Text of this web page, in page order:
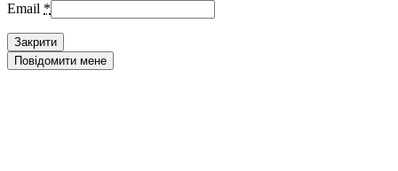
Email *
Закрити
Повідомити мене